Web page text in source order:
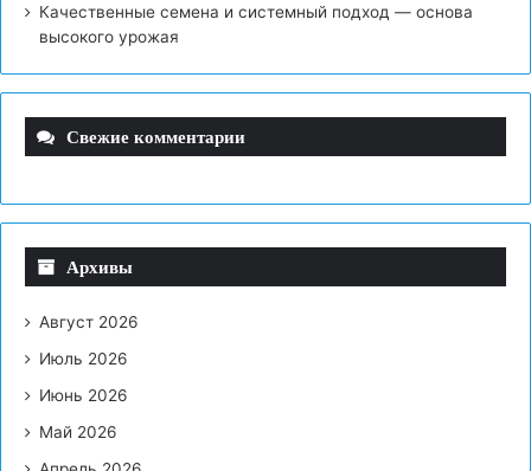
Качественные семена и системный подход — основа
высокого урожая
Свежие комментарии
Архивы
Август 2026
Июль 2026
Июнь 2026
Май 2026